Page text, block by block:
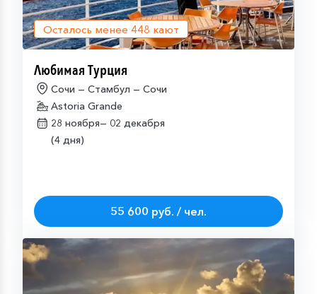
Осталось менее 448 кают
Любимая Турция
Сочи — Стамбул — Сочи
Astoria Grande
28 ноября— 02 декабря
(4 дня)
55 600 руб. / чел.